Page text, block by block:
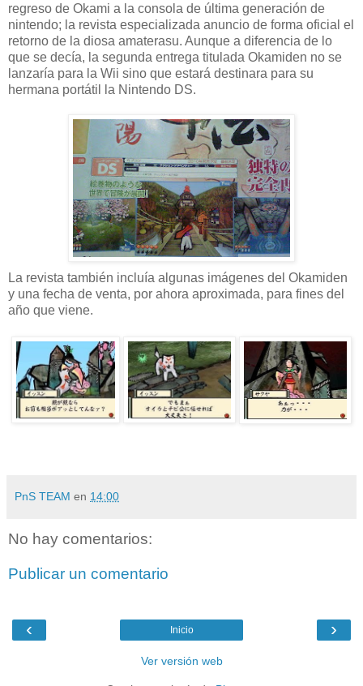
regreso de Okami a la consola de última generación de
nintendo; la revista especializada anuncio de forma oficial el
retorno de la diosa amaterasu. Aunque a diferencia de lo
que se decía, la segunda entrega titulada Okamiden no se
lanzaría para la Wii sino que estará destinara para su
hermana portátil la Nintendo DS.
La revista también incluía algunas imágenes del Okamiden
y una fecha de venta, por ahora aproximada, para fines del
año que viene.
PnS TEAM en 14:00
No hay comentarios:
Publicar un comentario
‹ ›
Inicio
Ver versión web